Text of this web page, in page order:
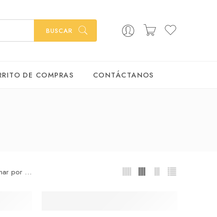
BUSCAR
DE COMPRAS CONTÁCTANOS
por ...